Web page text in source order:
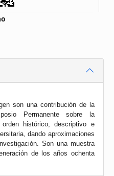
son una contribución de la
Permanente sobre la
histórico, descriptivo e
dando aproximaciones
Son una muestra
de los años ochenta